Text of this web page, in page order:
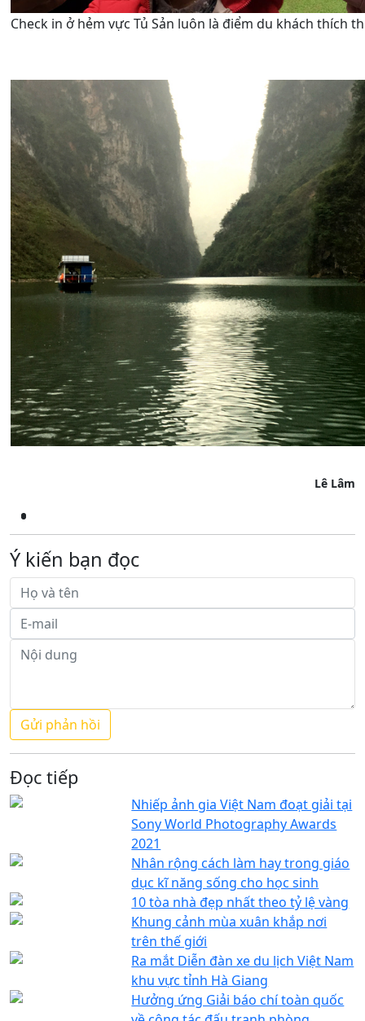
Check in ở hẻm vực Tủ Sản luôn là điểm du khách thích
Lê Lâm
Ý kiến bạn đọc
Đọc tiếp
Nhiếp ảnh gia Việt Nam đoạt giải tại
Sony World Photography Awards
2021
Nhân rộng cách làm hay trong giáo
dục kĩ năng sống cho học sinh
10 tòa nhà đẹp nhất theo tỷ lệ vàng
Khung cảnh mùa xuân khắp nơi
trên thế giới
Ra mắt Diễn đàn xe du lịch Việt Nam
khu vực tỉnh Hà Giang
Hưởng ứng Giải báo chí toàn quốc